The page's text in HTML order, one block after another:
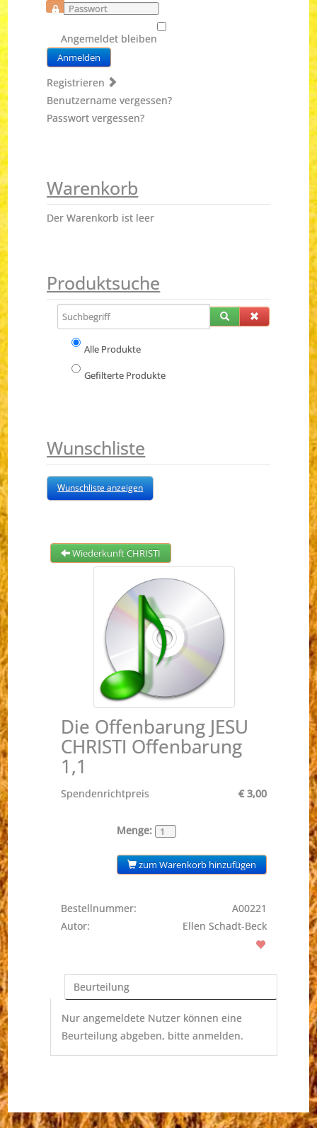
Passwort
Angemeldet bleiben
Anmelden
Registrieren
Benutzername vergessen?
Passwort vergessen?
Warenkorb
Der Warenkorb ist leer
Produktsuche
Alle Produkte
Gefilterte Produkte
Wunschliste
Wunschliste anzeigen
Wiederkunft CHRISTI
Die Offenbarung JESU
CHRISTI Offenbarung
1,1
Spendenrichtpreis € 3,00
Menge:
zum Warenkorb hinzufügen
Bestellnummer:
A00221
Autor:
Ellen Schadt-Beck
Beurteilung
Nur angemeldete Nutzer können eine
Beurteilung abgeben, bitte anmelden.